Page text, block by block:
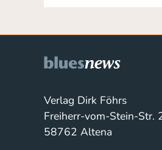
Verlag Dirk Föhrs
Freiherr-vom-Stein-Str.
58762 Altena